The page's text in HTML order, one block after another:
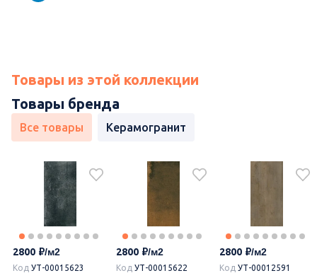
Товары из этой коллекции
Товары бренда
Все товары Керамогранит
2800
Код УТ-00015623
2800
Код УТ-00015622
2800
Код УТ-00012591